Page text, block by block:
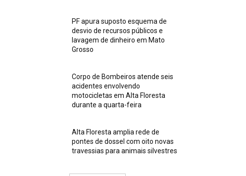
PF apura suposto esquema de
desvio de recursos públicos e
lavagem de dinheiro em Mato
Grosso
Corpo de Bombeiros atende seis
acidentes envolvendo
motocicletas em Alta Floresta
durante a quarta-feira
Alta Floresta amplia rede de
pontes de dossel com oito novas
travessias para animais silvestres